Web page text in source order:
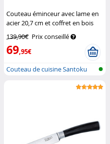
Couteau éminceur avec lame en
acier 20,7 cm et coffret en bois
139,90€ Prix conseillé
69,95€
Couteau de cuisine Santoku